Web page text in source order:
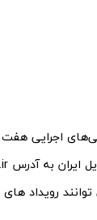
اجرایی
رویداد